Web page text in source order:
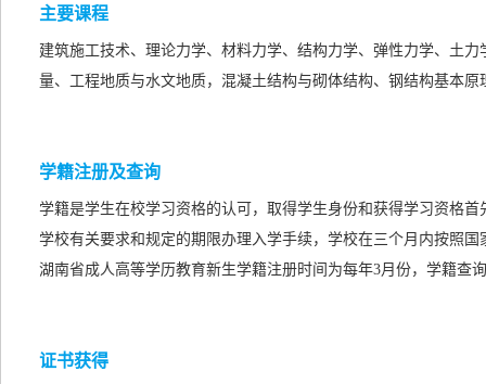
主要课程
建筑施工技术、理论力学、材料力学、结构力学、弹性力学、土
量、工程地质与水文地质，混凝土结构与砌体结构、钢结构基本
学籍注册及查询
学籍是学生在校学习资格的认可，取得学生身份和获得学习资格
学校有关要求和规定的期限办理入学手续，学校在三个月内按照
湖南省成人高等学历教育新生学籍注册时间为每年3月份，学籍查
证书获得